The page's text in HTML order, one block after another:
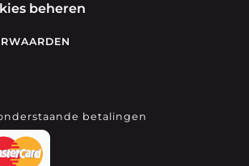
beheren
betalingen